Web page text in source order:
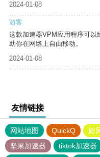
2024-01-08
游客
这款加速器VPM应用程序可以
助你在网络上自由移动。
2024-01-08
友情链接
网站地图 QuickQ 旋
坚果加速器
tiktok加速器